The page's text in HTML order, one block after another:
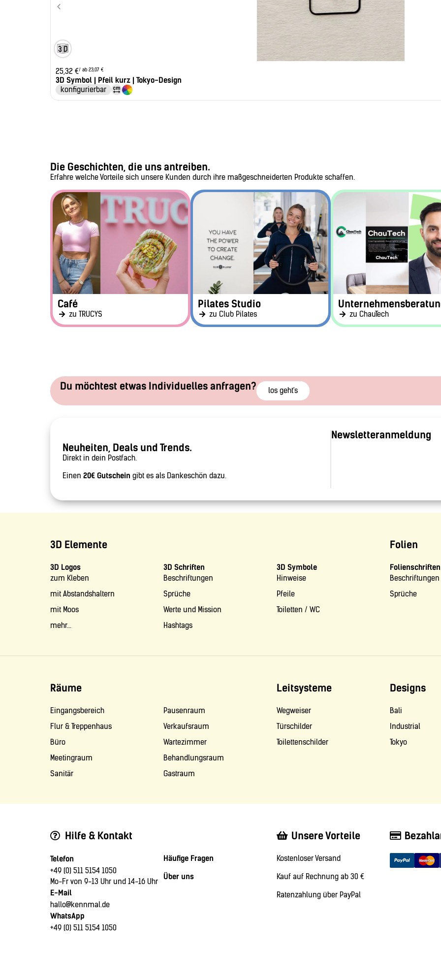
25,32 €/ ab 23,07 €
3D Symbol | Pfeil kurz | Tokyo-Design
konfigurierbar
Die Geschichten, die uns antreiben.
Erfahre welche Vorteile sich unsere Kunden durch ihre maßgeschneiderten Produkte schaffen.
Café
zu TRUCYS
Pilates Studio
zu Club Pilates zu ChauTech
Du möchtest etwas Individuelles anfragen? los geht's
Neuheiten, Deals und Trends.
Direkt in dein Postfach.
Einen 20€ Gutschein gibt es als Dankeschön dazu.
Newsletteranmeldung
3D Elemente Folien
3D Logos
zum Kleben
mit Abstandshaltern
mit Moos
mehr...
3D Schriften
Beschriftungen
Sprüche
Werte und Mission
Hashtags
3D Symbole
Hinweise
Pfeile
Toiletten / WC
Folienschriften
Beschriftungen
Sprüche
Räume Leitsysteme Designs
Eingangsbereich
Flur & Treppenhaus
Büro
Meetingraum
Sanitär
Pausenraum
Verkaufsraum
Wartezimmer
Behandlungsraum
Gastraum
Wegweiser
Türschilder
Toilettenschilder
Bali
Industrial
Tokyo
Hilfe & Kontakt Unsere Vorteile
Telefon
+49 (0) 511 5154 1050
Mo-Fr von 9-13 Uhr und 14-16 Uhr
E-Mail
hallo@kennmal.de
WhatsApp
+49 (0) 511 5154 1050
Häufige Fragen
Über uns
Kostenloser Versand
Kauf auf Rechnung ab 30 €
Ratenzahlung über PayPal